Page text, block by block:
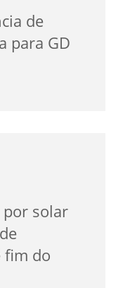
de
para GD
por solar
fim do